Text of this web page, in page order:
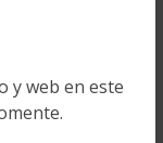
y web en este